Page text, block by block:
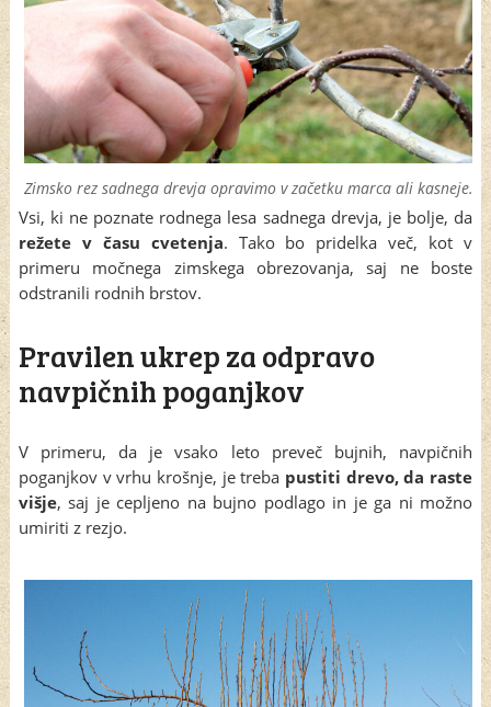
Zimsko rez sadnega drevja opravimo v začetku marca ali kasneje.
Vsi, ki ne poznate rodnega lesa sadnega drevja, je bolje, da
režete v času cvetenja. Tako bo pridelka več, kot v
primeru močnega zimskega obrezovanja, saj ne boste
odstranili rodnih brstov.
Pravilen ukrep za odpravo
navpičnih poganjkov
V primeru, da je vsako leto preveč bujnih, navpičnih
poganjkov v vrhu krošnje, je treba pustiti drevo, da raste
višje, saj je cepljeno na bujno podlago in je ga ni možno
umiriti z rezjo.